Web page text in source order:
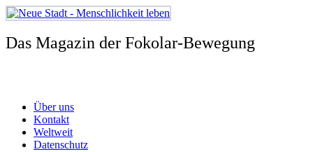
Zum
Inhalt
springen
Das Magazin der Fokolar-Bewegung
Über uns
Kontakt
Weltweit
Datenschutz